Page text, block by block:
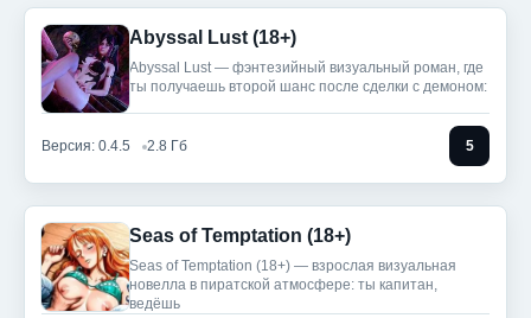
Abyssal Lust (18+)
Abyssal Lust — фэнтезийный визуальный роман, где
ты получаешь второй шанс после сделки с демоном:
Версия: 0.4.5 2.8 Гб 5
Seas of Temptation (18+)
Seas of Temptation (18+) — взрослая визуальная
новелла в пиратской атмосфере: ты капитан,
ведёшь